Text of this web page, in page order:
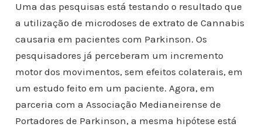
Uma das pesquisas está testando o resultado que
a utilização de microdoses de extrato de Cannabis
causaria em pacientes com Parkinson. Os
pesquisadores já perceberam um incremento
motor dos movimentos, sem efeitos colaterais, em
um estudo feito em um paciente. Agora, em
parceria com a Associação Medianeirense de
Portadores de Parkinson, a mesma hipótese está